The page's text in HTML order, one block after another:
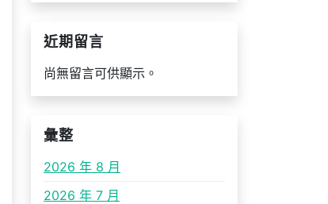
近期留言
尚無留言可供顯示。
彙整
2026 年 8 月
2026 年 7 月